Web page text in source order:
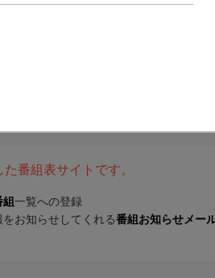
番組表サイトです。
一覧への登録
お知らせしてくれる番組お知らせメー